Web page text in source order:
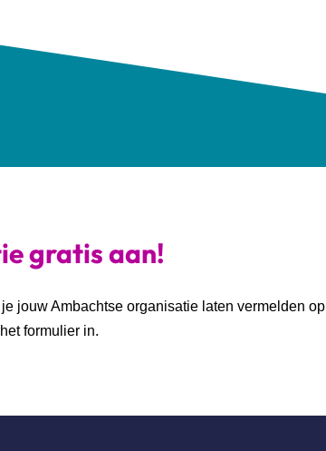
gratis aan!
jouw Ambachtse organisatie laten vermelden op
formulier in.